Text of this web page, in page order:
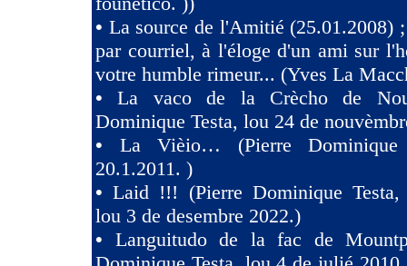
• La source de l'Amitié (25.01.2008)
par courriel, à l'éloge d'un ami sur
votre humble rimeur... (Yves La
•La vaco de la Crècho de
Dominique Testa, lou 24 de
• La Vièio… (Pierre Dominique
20.1.2011. )
•Laid !!! (Pierre Dominique
lou 3 de desembre 2022.)
• Languitudo de la fac de